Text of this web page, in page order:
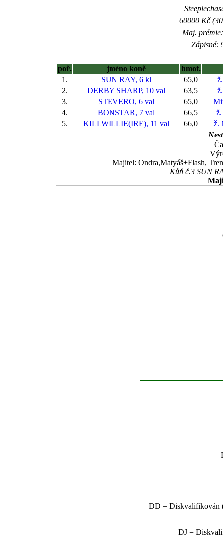
60000 Kč
Maj.
Zápisné:
poř. jméno koně
hmot.
1.
SUN RAY, 6 kl 65,0
2.
DERBY SHARP, 10 val 63,5
3.
STEVERO, 6 val 65,0
4.
BONSTAR, 7 val 66,5
ž.
5.
KILLWILLIE(IRE), 11 val 66,0
ž.
Majitel: Ondra,Matyáš+Flash,
Kůň č.3 SUN
DD = Diskvalifikován
DJ =